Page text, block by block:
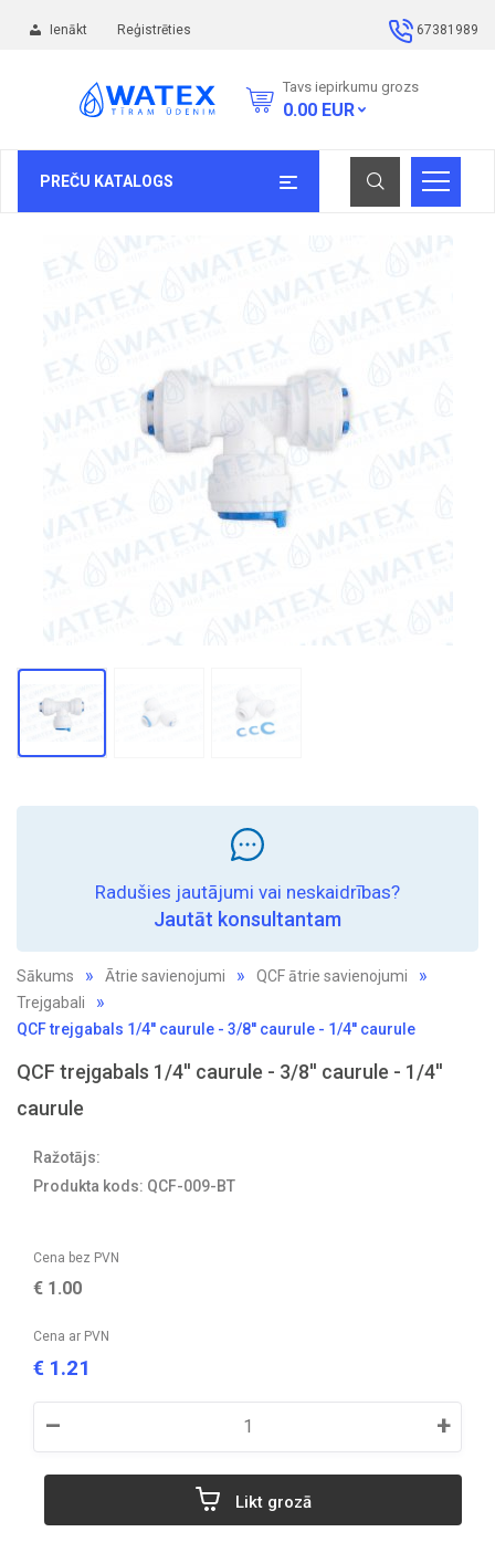
Ienākt Reģistrēties 67381989
Tavs iepirkumu grozs
0.00 EUR
PREČU KATALOGS
Radušies jautājumi vai neskaidrības?
Jautāt konsultantam
Sākums Ātrie savienojumi
QCF ātrie savienojumi
Trejgabali
QCF trejgabals 1/4'' caurule - 3/8'' caurule - 1/4'' caurule
QCF trejgabals 1/4'' caurule - 3/8'' caurule - 1/4''
caurule
Ražotājs:
Produkta kods: QCF-009-BT
Cena bez PVN
€ 1.00
Cena ar PVN
€ 1.21
– +
Likt grozā